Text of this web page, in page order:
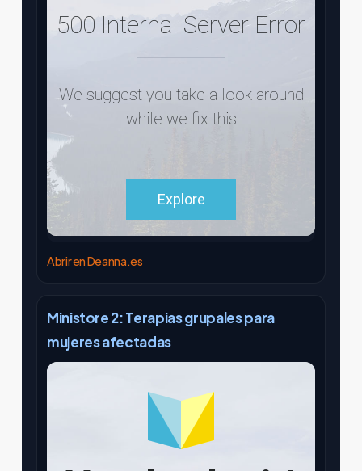
Abrir en Deanna.es
Ministore 2: Terapias grupales para
mujeres afectadas